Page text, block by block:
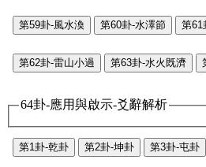
第59卦-風水渙 第60卦-水澤節 第61
第62卦-雷山小過 第63卦-水火既濟
64卦-應用與啟示-爻辭解析
第1卦-乾卦 第2卦-坤卦 第3卦-屯卦